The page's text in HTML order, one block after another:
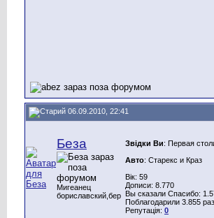
06.09.2010, 22:41
Беза
Мигеанец
бориславский,бер
Звідки Ви: Первая
Авто: Старекс и Краз
Вік: 59
Дописи: 8.770
Вы сказали Спасибо:
Поблагодарили 3.855
Репутація: 0